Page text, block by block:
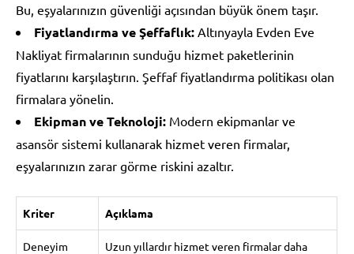
Bu, eşyalarınızın güvenliği açısından büyük önem taşır.
Fiyatlandırma ve Şeffaflık: Altınyayla Evden Eve
Nakliyat firmalarının sunduğu hizmet paketlerinin
fiyatlarını karşılaştırın. Şeffaf fiyatlandırma politikası olan
firmalara yönelin.
Ekipman ve Teknoloji: Modern ekipmanlar ve
asansör sistemi kullanarak hizmet veren firmalar,
eşyalarınızın zarar görme riskini azaltır.
Kriter Açıklama
Deneyim
Uzun yıllardır hizmet veren firmalar daha